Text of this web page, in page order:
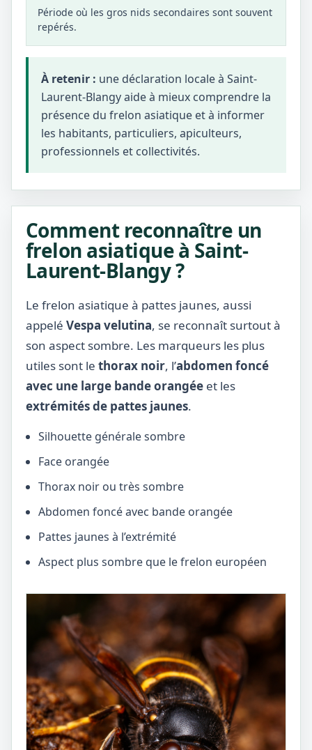
Période où les gros nids secondaires sont souvent
repérés.
À retenir : une déclaration locale à Saint-
Laurent-Blangy aide à mieux comprendre la
présence du frelon asiatique et à informer
les habitants, particuliers, apiculteurs,
professionnels et collectivités.
Comment reconnaître un
frelon asiatique à Saint-
Laurent-Blangy ?
Le frelon asiatique à pattes jaunes, aussi
appelé Vespa velutina, se reconnaît surtout à
son aspect sombre. Les marqueurs les plus
utiles sont le thorax noir, l’abdomen foncé
avec une large bande orangée et les
extrémités de pattes jaunes.
Silhouette générale sombre
Face orangée
Thorax noir ou très sombre
Abdomen foncé avec bande orangée
Pattes jaunes à l’extrémité
Aspect plus sombre que le frelon européen